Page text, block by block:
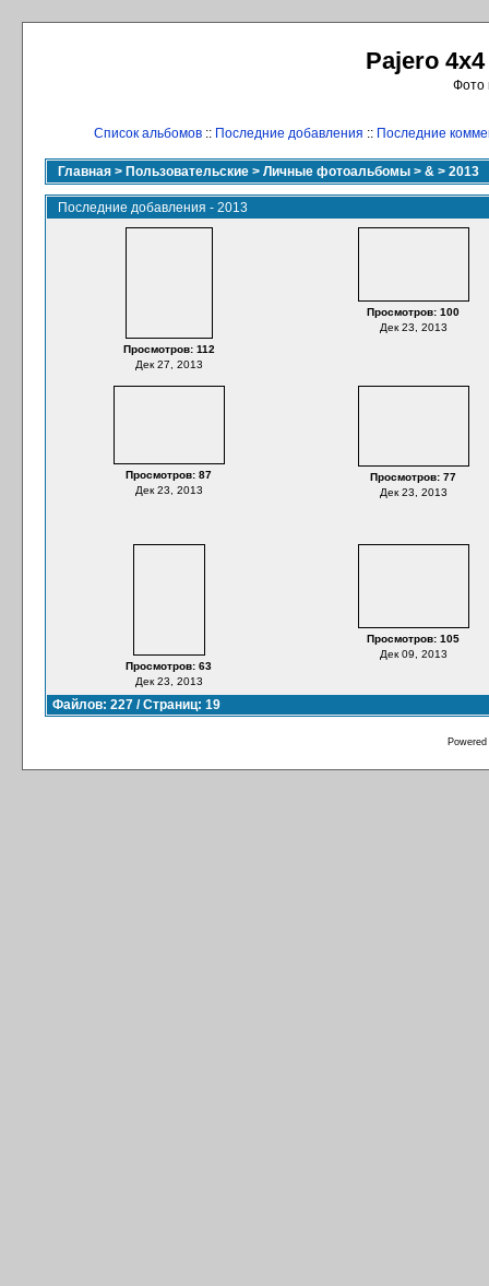
Pajero
Фото
Список альбомов :: Последние добавления :: Последние
Главная > Пользовательские > Личные фотоальбомы > & > 2013
Последние добавления - 2013
Просмотров: 112
Дек 27, 2013
Просмотров: 100
Дек 23, 2013
Просмотров: 87
Дек 23, 2013
Просмотров: 77
Дек 23, 2013
Просмотров: 63
Дек 23, 2013
Просмотров: 105
Дек 09, 2013
Файлов: 227 / Страниц: 19